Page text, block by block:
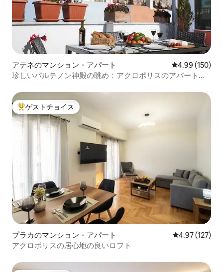
アテネのマンション・アパート レビュー150
4.99 (150)
珍しいパルテノン神殿の眺め：アクロポリスのアパートと
大好評のゲストチョイスです。
ゲストチョイス
プラカのマンション・アパート レビュー127
4.97 (127)
アクロポリスの居心地の良いロフト